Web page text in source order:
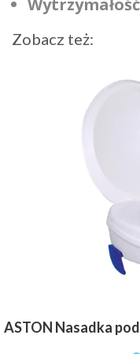
Zobacz też:
ASTON Nasadka